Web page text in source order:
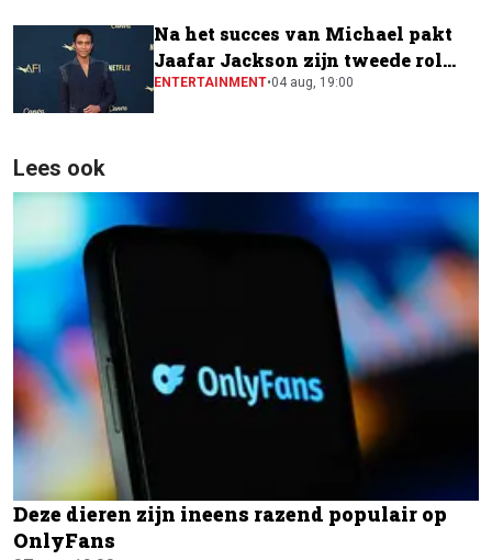
Na het succes van Michael pakt
Jaafar Jackson zijn tweede rol
naast Will Smith
ENTERTAINMENT•04 aug, 19:00
Lees ook
Deze dieren zijn ineens razend populair op
OnlyFans